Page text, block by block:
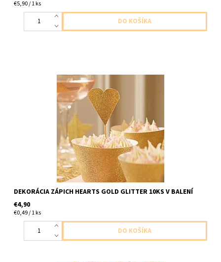
€5,90 / 1 ks
papierovy zapich srdcia zlata trblietava do mafin atd 10ks v
balení dlzka 10,5cm
DEKORÁCIA ZÁPICH HEARTS GOLD GLITTER 10KS V BALENÍ
€4,90
€0,49 / 1 ks